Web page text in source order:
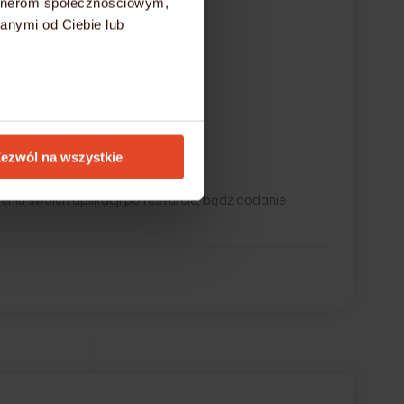
od Ciebie lub
na wszystkie
swoich aplikacji po restarcie, bądź dodanie